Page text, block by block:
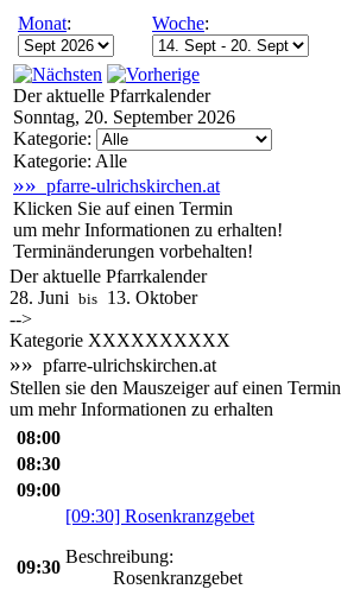
Monat: Woche:
Der aktuelle Pfarrkalender
Sonntag, 20. September 2026
Kategorie:
Kategorie: Alle
»» pfarre-ulrichskirchen.at
Klicken Sie auf einen Termin
um mehr Informationen zu erhalten!
Terminänderungen vorbehalten!
Der aktuelle Pfarrkalender
28. Juni
bis
13. Oktober
-->
Kategorie XXXXXXXXXX
»» pfarre-ulrichskirchen.at
Stellen sie den Mauszeiger auf einen Termin
um mehr Informationen zu erhalten
08:00
08:30
09:00
09:30
[09:30] Rosenkranzgebet
Beschreibung:
Rosenkranzgebet